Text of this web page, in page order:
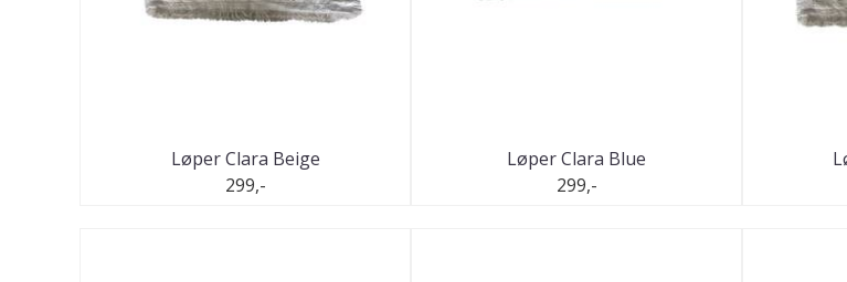
Løper Clara Beige
299,-
Løper Clara Blue
299,-